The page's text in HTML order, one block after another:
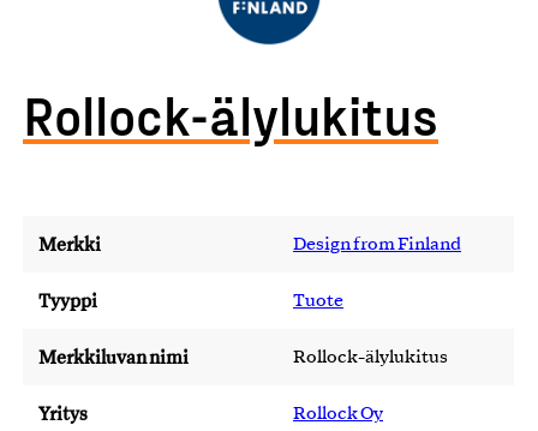
Rollock-älylukitus
Merkki Design from Finland
Tyyppi Tuote
Merkkiluvan nimi Rollock-älylukitus
Yritys Rollock Oy